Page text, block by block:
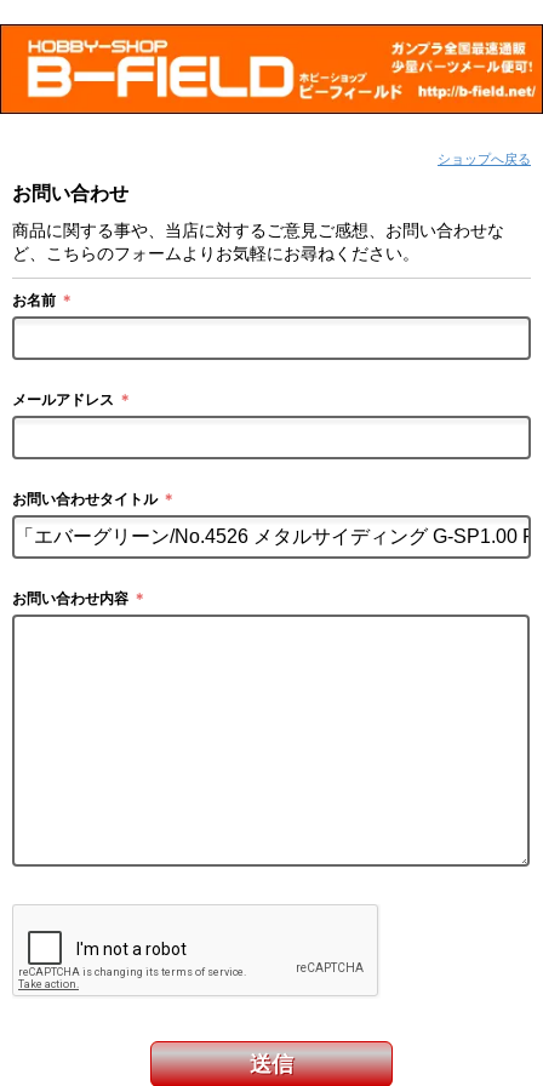
ショップへ戻る
お問い合わせ
商品に関する事や、当店に対するご意見ご感想、お問い合わせな
ど、こちらのフォームよりお気軽にお尋ねください。
お名前 ＊
メールアドレス ＊
お問い合わせタイトル ＊
お問い合わせ内容 ＊